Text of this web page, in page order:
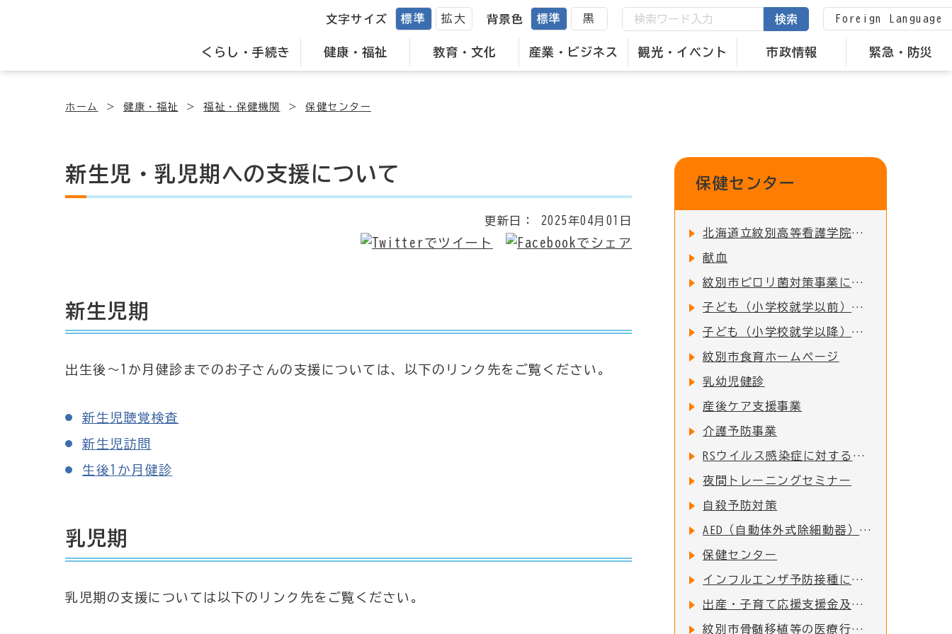
くらし・手続き 健康・福祉 教育・文化 産業・ビジネス 観光・イベント 市政情報 緊急・防災
文字サイズ 標準 拡大 背景色 標準 黒 検索 Foreign Language
ホーム 健康・福祉 福祉・保健機関 保健センター
新生児・乳児期への支援について
更新日： 2025年04月01日
新生児期
出生後～1か月健診までのお子さんの支援については、以下のリンク先をご覧ください。
新生児聴覚検査
新生児訪問
生後1か月健診
乳児期
乳児期の支援については以下のリンク先をご覧ください。
保健センター
北海道立紋別高等看護学院について
献血
紋別市ピロリ菌対策事業について
子ども（小学校就学以前）の予防接種
子ども（小学校就学以降）の予防接種
紋別市食育ホームページ
乳幼児健診
産後ケア支援事業
介護予防事業
RSウイルス感染症に対する母子免疫ワクチンの定期接種の実施について
夜間トレーニングセミナー
自殺予防対策
AED（自動体外式除細動器）配置施設一覧
保健センター
インフルエンザ予防接種について
出産・子育て応援支援金及び出産・子育て応援ギフト(妊婦支援給付)について
紋別市骨髄移植等の医療行為により免疫を失った者に対する予防接種費用助成